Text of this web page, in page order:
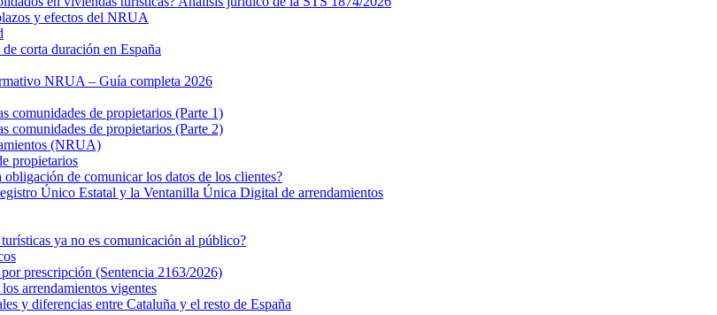
y efectos del NRUA
corta duración en España
NRUA – Guía completa 2026
comunidades de propietarios (Parte 1)
comunidades de propietarios (Parte 2)
(NRUA)
propietarios
de comunicar los datos de los clientes?
Único Estatal y la Ventanilla Única Digital de arrendamientos
ya no es comunicación al público?
prescripción (Sentencia 2163/2026)
arrendamientos vigentes
y diferencias entre Cataluña y el resto de España